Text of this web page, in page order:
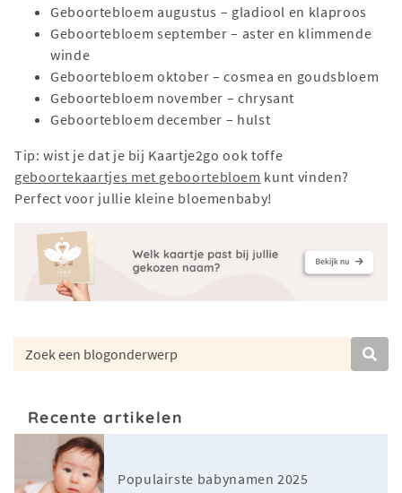
Geboortebloem augustus – gladiool en klaproos
Geboortebloem september – aster en klimmende
winde
Geboortebloem oktober – cosmea en goudsbloem
Geboortebloem november – chrysant
Geboortebloem december – hulst
Tip: wist je dat je bij Kaartje2go ook toffe
geboortekaartjes met geboortebloem kunt vinden?
Perfect voor jullie kleine bloemenbaby!
Recente artikelen
Populairste babynamen 2025